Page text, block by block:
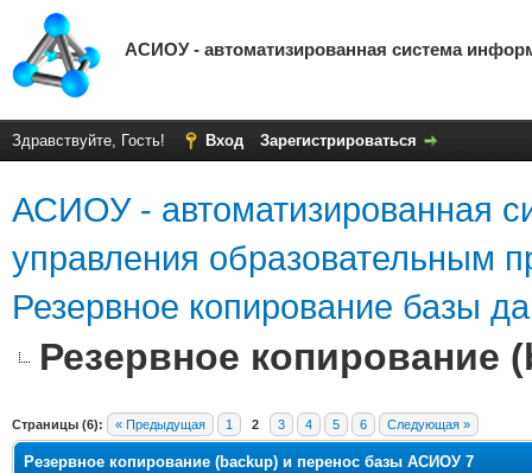
АСИОУ - автоматизированная система
Здравствуйте, Гость! Вход Зарегистрироваться
АСИОУ - автоматизированная
управления образовательным
Резервное копирование базы
Резервное
Страницы (6): « Предыдущая 1 2 3 4 5 6 Следующая »
оценка: 0
Резервное копирование (backup) и перенос базы АСИОУ 7